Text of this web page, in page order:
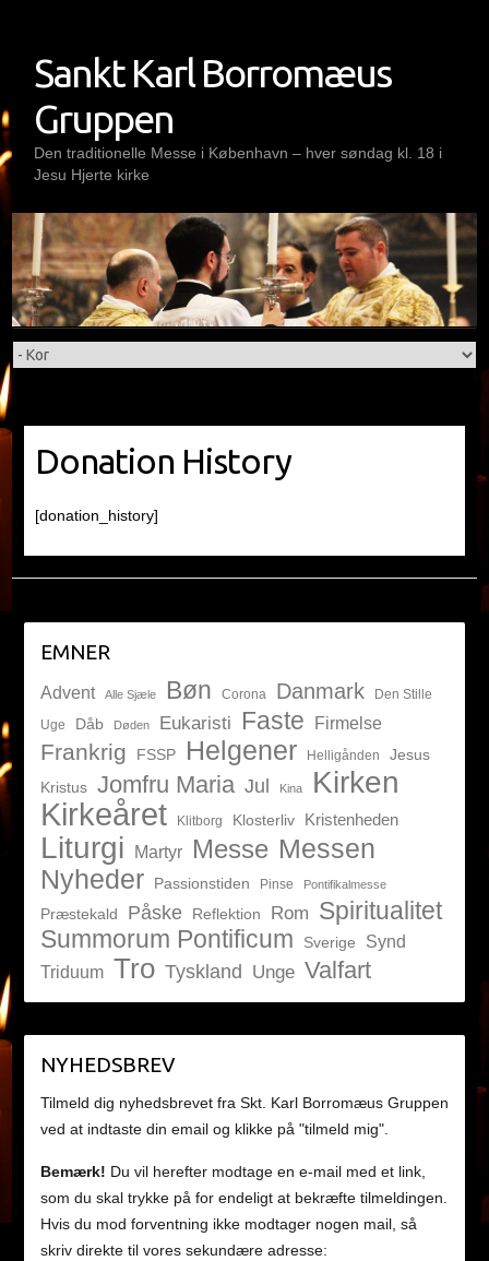
contentSankt Karl Borromæus
Gruppen
Den traditionelle Messe i København – hver søndag kl. 18 i
Jesu Hjerte kirke
Donation History
[donation_history]
EMNER
Advent Alle Sjæle Bøn Corona Danmark
Den Stille
Uge
Dåb Døden Eukaristi Faste Firmelse
Frankrig FSSP Helgener Helligånden
Jesus
Kristus Jomfru Maria Jul Kina Kirken
Kirkeåret Klitborg Klosterliv Kristenheden
Liturgi Martyr Messe Messen
Nyheder
Passionstiden Pinse Pontifikalmesse
Præstekald Påske Reflektion Rom Spiritualitet
Summorum Pontificum Sverige
Synd
Triduum Tro Tyskland Unge Valfart
NYHEDSBREV
Tilmeld dig nyhedsbrevet fra Skt. Karl Borromæus Gruppen
ved at indtaste din email og klikke på "tilmeld mig".
Bemærk! Du vil herefter modtage en e-mail med et link,
som du skal trykke på for endeligt at bekræfte tilmeldingen.
Hvis du mod forventning ikke modtager nogen mail, så
skriv direkte til vores sekundære adresse: